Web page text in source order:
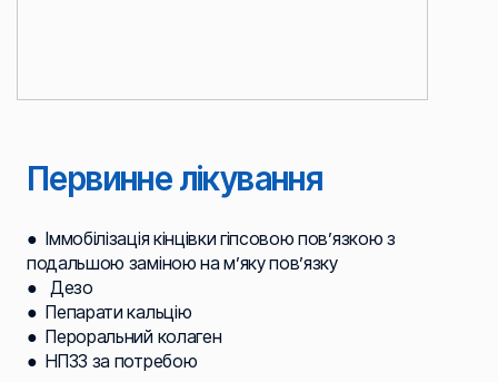
Первинне лікування
● Іммобілізація кінцівки гіпсовою пов’язкою з
подальшою заміною на м’яку пов’язку
● Дезо
● Пепарати кальцію
● Пероральний колаген
● НПЗЗ за потребою